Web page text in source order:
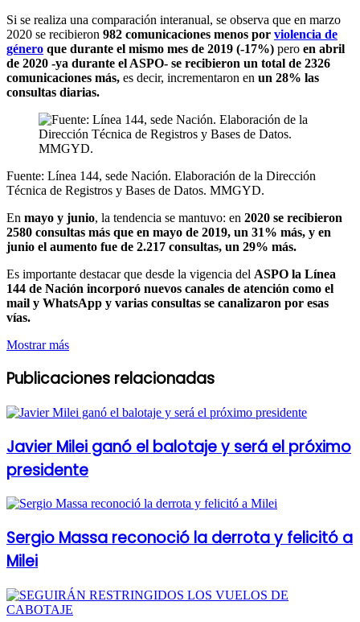
Si se realiza una comparación interanual, se observa que en marzo
2020 se recibieron 982 comunicaciones menos por violencia de
género que durante el mismo mes de 2019 (-17%) pero en abril
de 2020 -ya durante el ASPO- se recibieron un total de 2326
comunicaciones más, es decir, incrementaron en un 28% las
consultas diarias.
Fuente: Línea 144, sede Nación. Elaboración de la Dirección
Técnica de Registros y Bases de Datos. MMGYD.
En mayo y junio, la tendencia se mantuvo: en 2020 se recibieron
2580 consultas más que en mayo de 2019, un 31% más, y en
junio el aumento fue de 2.217 consultas, un 29% más.
Es importante destacar que desde la vigencia del ASPO la Línea
144 de Nación incorporó nuevos canales de atención como el
mail y WhatsApp y varias consultas se canalizaron por esas
vías.
Mostrar más
Publicaciones relacionadas
Javier Milei ganó el balotaje y será el próximo
presidente
Sergio Massa reconoció la derrota y felicitó a
Milei